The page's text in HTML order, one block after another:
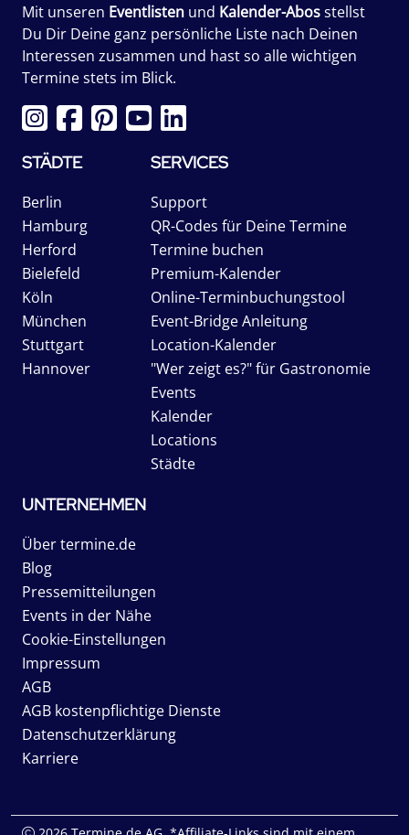
Mit unseren Eventlisten und Kalender-Abosstellst
Du Dir Deine ganz persönliche Liste nach Deinen
Interessen zusammen und hast so alle wichtigen
Termine stets im Blick.
STÄDTE
Berlin
Hamburg
Herford
Bielefeld
Köln
München
Stuttgart
Hannover
SERVICES
Support
QR-Codes für Deine Termine
Termine buchen
Premium-Kalender
Online-Terminbuchungstool
Event-Bridge Anleitung
Location-Kalender
"Wer zeigt es?" für Gastronomie
Events
Kalender
Locations
Städte
UNTERNEHMEN
Über termine.de
Blog
Pressemitteilungen
Events in der Nähe
Cookie-Einstellungen
Impressum
AGB
AGB kostenpflichtige Dienste
Datenschutzerklärung
Karriere